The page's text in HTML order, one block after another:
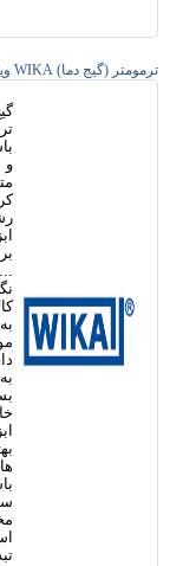
ترمومتر (گیج دما) WIKA ویکا
و